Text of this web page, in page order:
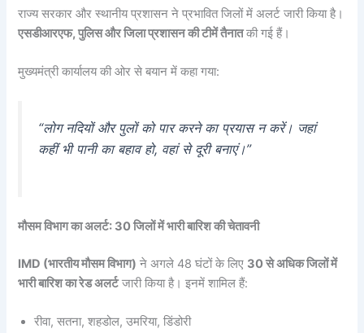
राज्य सरकार और स्थानीय प्रशासन ने प्रभावित जिलों में अलर्ट जारी किया है।
एसडीआरएफ, पुलिस और जिला प्रशासन की टीमें तैनातकी गई हैं।
मुख्यमंत्री कार्यालय की ओर से बयान में कहा गया:
“लोग नदियों और पुलों को पार करने का प्रयास न करें। जहां
कहीं भी पानी का बहाव हो, वहां से दूरी बनाएं।”
मौसम विभाग का अलर्ट: 30 जिलों में भारी बारिश की चेतावनी
IMD (भारतीय मौसम विभाग) ने अगले 48 घंटों के लिए 30 से अधिक जिलों में
भारी बारिश का रेड अलर्टजारी किया है। इनमें शामिल हैं:
रीवा, सतना, शहडोल, उमरिया, डिंडोरी